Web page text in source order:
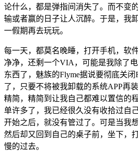
论什么，都是弹指间消失了。而不变
输或者赢的日子让人沉醉。于是，我
一假期再去玩玩。
每一天，都莫名晚睡，打开手机，软
净净，还剩一个VIA，可能是我除了
东西了，魅族的Flyme据说要彻底关
了，只要不将被我卸载的系统APP再
精简，精简到让我自己都难以置信的
单许多了，我已经很久没有收拾过自
开始之后，就没有管过了。可是当我
然后却又回到自己的桌子前，坐下，
慢的过去。